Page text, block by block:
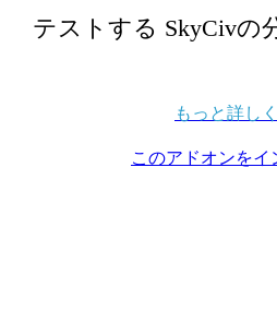
テストする SkyCivの
もっと詳し
このアドオンをイ